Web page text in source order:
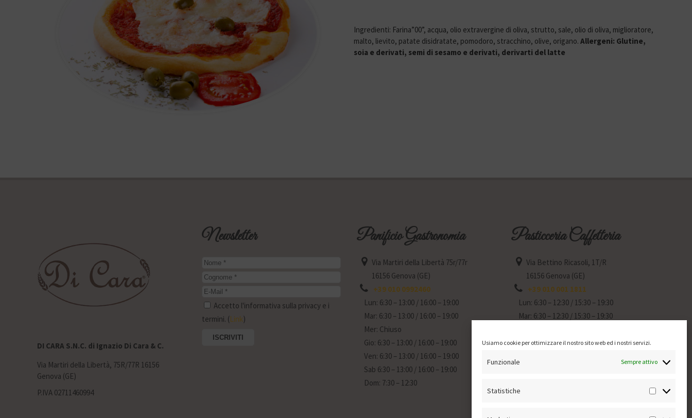
Usiamo cookie per ottimizzare il nostro sito web ed i nostri servizi.
Funzionale Sempre attivo
Statistiche
Statistiche
Ingredienti: Farina”00”, acqua, olio extravergine di oliva, strutto, sale, olio di oliva, miglioratore,
malto, lievito, patate disidratate, pomodoro, stracchino, olive, origano. Allergeni: Glutine,
soia e derivati, semi di sesamo e derivati, derivarti del latte
DI CARA S.N.C. di Ignazio Di Cara & C.
Via Martiri della Libertà, 75R/77R 16156
Genova (GE)
P.IVA 02711460994
Newsletter
Accetto l'informativa sulla privacy e i
termini. (Link)
Panificio Gastronomia
Via Martiri della Libertà 75r/77r
16156 Genova (GE)
+39 010 0992460
Lun: 6:30 – 13:00 / 16:00 – 19:00
Mar: 6:30 – 13:00 / 16:00 – 19:00
Mer: Chiuso
Gio: 6:30 – 13:00 / 16:00 – 19:00
Ven: 6:30 – 13:00 / 16:00 – 19:00
Sab 6:30 – 13:00 / 16:00 – 19:00
Dom: 7:30 – 12:30
Pasticceria Caffetteria
Via Bettino Ricasoli, 1T/R
16156 Genova (GE)
+39 010 001 1811
Lun: 6:30 – 12:30 / 15:30 – 19:30
Mar: 6:30 – 12:30 / 15:30 – 19:30
Gio: 6:30 – 12:30 / 15:30 – 19:30